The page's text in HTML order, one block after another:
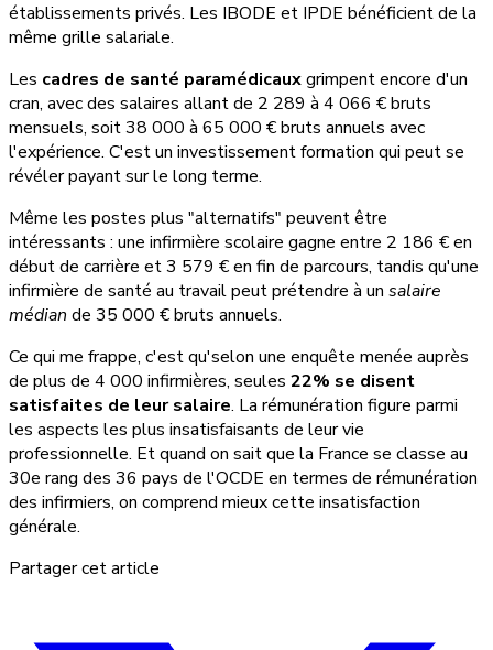
établissements privés. Les IBODE et IPDE bénéficient de la
même grille salariale.
Les cadres de santé paramédicauxgrimpent encore d'un
cran, avec des salaires allant de 2 289 à 4 066 € bruts
mensuels, soit 38 000 à 65 000 € bruts annuels avec
l'expérience. C'est un investissement formation qui peut se
révéler payant sur le long terme.
Même les postes plus "alternatifs" peuvent être
intéressants : une infirmière scolaire gagne entre 2 186 € en
début de carrière et 3 579 € en fin de parcours, tandis qu'une
infirmière de santé au travail peut prétendre à un salaire
médian de 35 000 € bruts annuels.
Ce qui me frappe, c'est qu'selon une enquête menée auprès
de plus de 4 000 infirmières, seules 22% se disent
satisfaites de leur salaire. La rémunération figure parmi
les aspects les plus insatisfaisants de leur vie
professionnelle. Et quand on sait que la France se classe au
30e rang des 36 pays de l'OCDE en termes de rémunération
des infirmiers, on comprend mieux cette insatisfaction
générale.
Partager cet article